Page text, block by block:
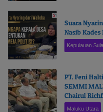
Suara
Nasib
Kepulauan Sula
PT. Feni
SEMMI
Chairul
Maluku Utara